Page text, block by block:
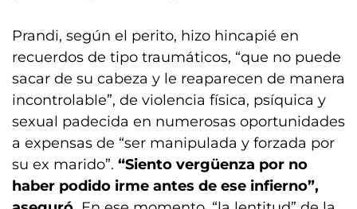
Prandi, según el perito, hizo hincapié en
recuerdos de tipo traumáticos, “que no puede
sacar de su cabeza y le reaparecen de manera
incontrolable”, de violencia física, psíquica y
sexual padecida en numerosas oportunidades
a expensas de “ser manipulada y forzada por
su ex marido”. “Siento vergüenza por no
haber podido irme antes de ese infierno”,